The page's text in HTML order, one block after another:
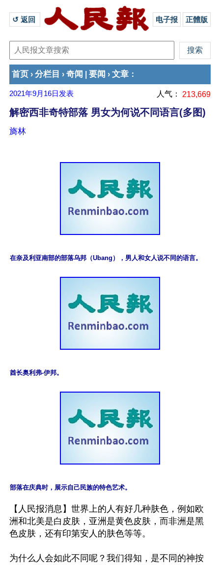
↺ 返回 电子报 正體版
首页 › 分栏目 › 奇闻 要闻 › 文章 ：
2021年9月16日 发表 人气： 213,669
解密西非奇特部落 男女为何说不同语言(多图)
旖林
在奈及利亚南部的部落乌邦（Ubang），男人和女人说不同的语言。
酋长奥利弗-伊邦。
部落在庆典时，展示自己民族的特色艺术。
【人民报消息】世界上的人有好几种肤色，例如欧
洲和北美是白皮肤，亚洲是黄色皮肤，而非洲是黑
色皮肤，还有印第安人的肤色等等。
为什么人会如此不同呢？我们得知，是不同的神按